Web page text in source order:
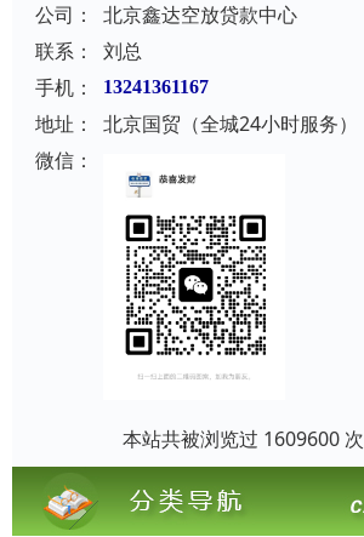
公司：
北京鑫达空放贷款中心
联系：
刘总
手机：
13241361167
地址：
北京国贸（全城24小时服务）
微信：
本站共被浏览过 1609600 次